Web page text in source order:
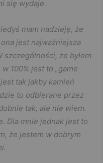
się wydaje.
mam nadzieję, że
jest najważniejsza
szczególności, że byłem
100% jest to „game
tak jakby kamień
to odbierane przez
tak, ale nie wiem.
Dla mnie jednak jest to
że jestem w dobrym